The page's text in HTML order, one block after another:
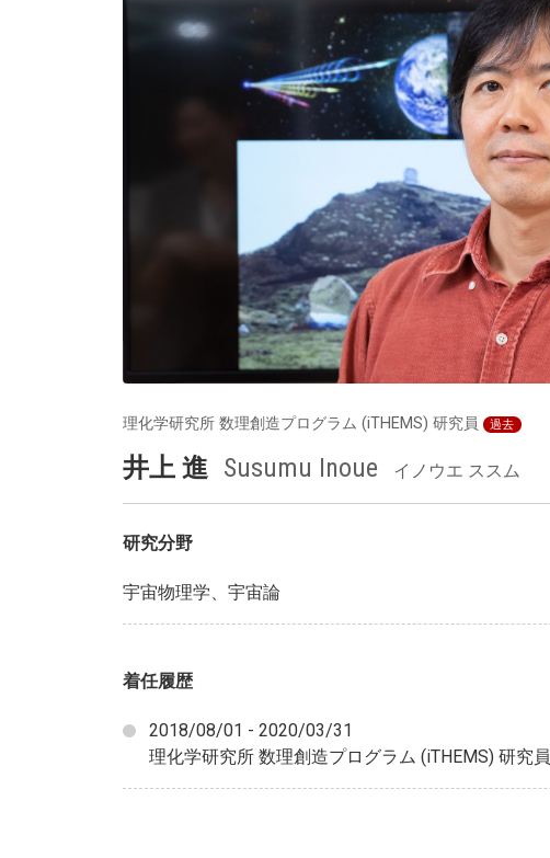
理化学研究所 数理創造プログラム (iTHEMS) 研究員 過去
井上 進 Susumu Inoue イノウエ ススム
研究分野
宇宙物理学、宇宙論
着任履歴
2018/08/01 - 2020/03/31
理化学研究所 数理創造プログラム (iTHEMS) 研究員